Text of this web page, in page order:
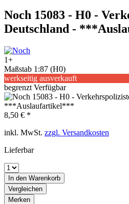
Noch 15083 - H0 -
Deutschland -
1+
Maßstab 1:87 (H0)
werkseitig ausverkauft
begrenzt Verfügbar
8,50 € *
inkl. MwSt. zzgl. Versandkosten
Lieferbar
In den Warenkorb
Vergleichen
Merken